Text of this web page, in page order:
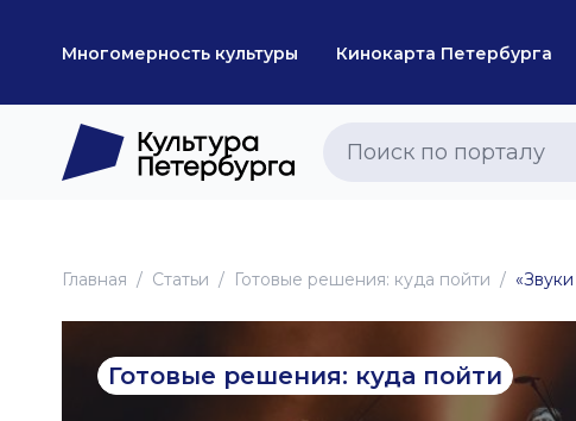
Многомерность культуры Кинокарта Петербурга
Главная Статьи Готовые решения: куда пойти
Готовые решения: куда пойти